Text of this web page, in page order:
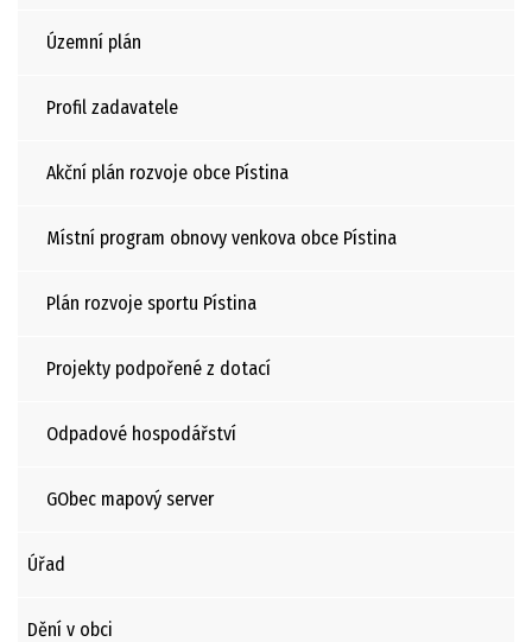
Územní plán
Profil zadavatele
Akční plán rozvoje obce Pístina
Místní program obnovy venkova obce Pístina
Plán rozvoje sportu Pístina
Projekty podpořené z dotací
Odpadové hospodářství
GObec mapový server
Úřad
Dění v obci